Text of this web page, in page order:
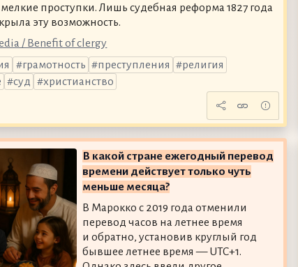
проступки. Лишь судебная реформа 1827 года
эту возможность.
/ Benefit of clergy
грамотность преступления
религия
суд христианство
В какой стране ежегодный перевод
времени действует только чуть
меньше месяца?
В Марокко с 2019 года отменили
перевод часов на летнее время
и обратно, установив круглый год
бывшее летнее время — UTC+1.